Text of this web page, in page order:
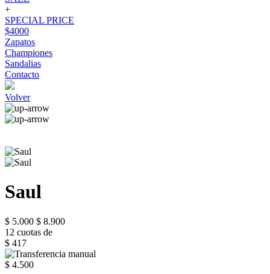
+
SPECIAL PRICE
$4000
Zapatos
Championes
Sandalias
Contacto
Volver
Saul
$ 5.000 $ 8.900
12 cuotas de
$ 417
$ 4.500